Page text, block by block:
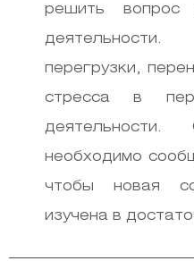
решить вопрос
перегрузки,
стресса в
необходимо
чтобы новая
изучена в